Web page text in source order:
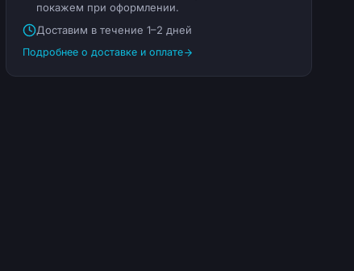
покажем при оформлении.
Доставим в течение 1–2 дней
Подробнее о доставке и оплате